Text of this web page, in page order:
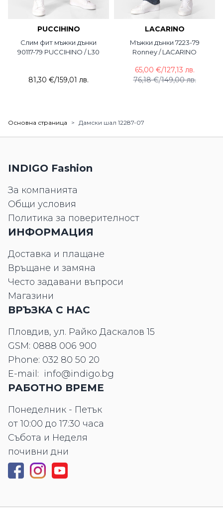
PUCCIHINO
Слим фит мъжки дънки
90117-79 PUCCIHINO / L30
81,30 €/159,01 лв.
LACARINO
Мъжки дънки 7223-79
Ronney / LACARINO
76,18 €/149,00 лв.
65,00 €/127,13 лв.
Основна страница > Дамски шал 12287-07
INDIGO Fashion
За компанията
Общи условия
Политика за поверителност
ИНФОРМАЦИЯ
Доставка и плащане
Връщане и замяна
Често задавани въпроси
Магазини
ВРЪЗКА С НАС
Пловдив, ул. Райко Даскалов 15
GSM: 0888 006 900
Phone: 032 80 50 20
E-mail: info@indigo.bg
РАБОТНО ВРЕМЕ
Понеделник - Петък
от 10:00 до 17:30 часа
Събота и Неделя
почивни дни